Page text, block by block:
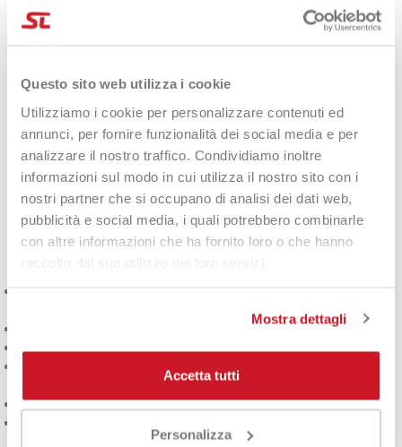
Questo sito web utilizza i cookie
Utilizziamo i cookie per personalizzare contenuti ed
annunci, per fornire funzionalità dei social media e per
analizzare il nostro traffico. Condividiamo inoltre
informazioni sul modo in cui utilizza il nostro sito con i
nostri partner che si occupano di analisi dei dati web,
pubblicità e social media, i quali potrebbero combinarle
con altre informazioni che ha fornito loro o che hanno
Mostra dettagli
Accetta tutti
Personalizza
Materiali resistenti e più
sostenibili
Per accompagnarti a lungo, Babolat ha sviluppato il Pure Strike
Carbon Grey con un materiale esterno robusto inpoliestere
riciclatoe un telone inTPEestremamente resistente. Una
combinazione studiata per offriredurata , protezione e
affidabilità nel tempo.
Perché ti piacerà
per un’organizzazione semplice e ordinata
Fino a 3 racchettetrasportabili in modo sicuro
per evitare che i manici colpiscano la
Scomparto laptopper uso quotidiano